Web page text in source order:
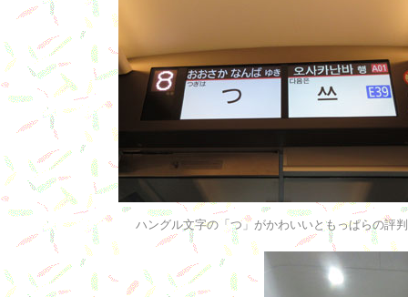
ハングル文字の「つ」がかわいいともっぱらの評